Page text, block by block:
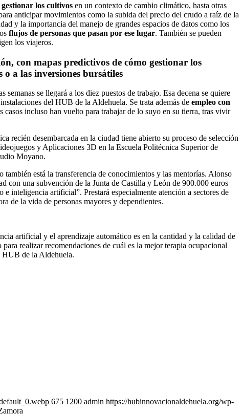
los cultivos en un contexto de cambio climático, hasta otras
anticipar movimientos como la subida del precio del crudo a raíz de la
y la importancia del manejo de grandes espacios de datos como los
flujos de personas que pasan por ese lugar. También se pueden
los viajeros.
con mapas predictivos de cómo gestionar los
a las inversiones bursátiles
se llegará a los diez puestos de trabajo. Esa decena se quiere
del HUB de la Aldehuela. Se trata además de empleo con
incluso han vuelto para trabajar de lo suyo en su tierra, tras vivir
recién desembarcada en la ciudad tiene abierto su proceso de selección
y Aplicaciones 3D en la Escuela Politécnica Superior de
Moyano.
también está la transferencia de conocimientos y las mentorías. Alonso
con una subvención de la Junta de Castilla y León de 900.000 euros
inteligencia artificial”. Prestará especialmente atención a sectores de
de la vida de personas mayores y dependientes.
artificial y el aprendizaje automático es en la cantidad y la calidad de
realizar recomendaciones de cuál es la mejor terapia ocupacional
HUB de la Aldehuela.
675 1200 admin https://hubinnovacionaldehuela.org/wp-